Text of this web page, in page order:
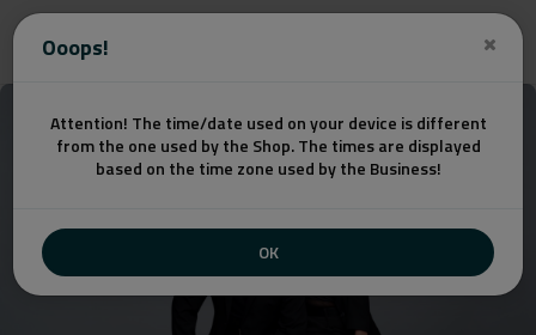
Ooops!
Attention! The time/date used on your device is different
from the one used by the Shop. The times are displayed
based on the time zone used by the Business!
OK